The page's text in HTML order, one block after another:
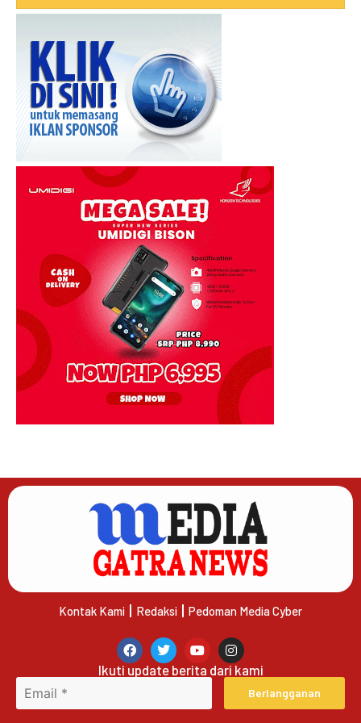
Kontak Kami Redaksi Pedoman Media Cyber
Ikuti update berita dari kami
Berlangganan